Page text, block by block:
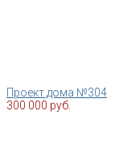
Проект дома №304
300 000 руб.